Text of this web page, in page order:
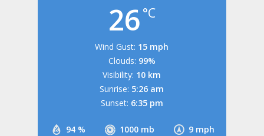
26 °C
94 % 1000 mb 9 mph
Wind Gust: 15 mph
Clouds: 99%
Visibility: 10 km
Sunrise: 5:26 am
Sunset: 6:35 pm